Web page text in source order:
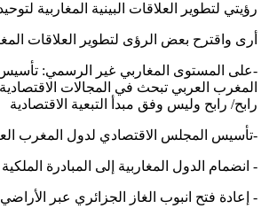
رؤيتي لتطوير العلاقات البينية المغاربية
أرى واقترح بعض الرؤى لتطوير العلاقات
-على المستوى المغاربي غير الرسمي: تأسيس
المغرب العربي تبحث في المجالات
رابح/ رابح وليس وفق مبدأ التبعية الاقتصادية
-تأسيس المجلس الاقتصادي لدول المغرب
- انضمام الدول المغاربية إلى المبادرة
- إعادة فتح انبوب الغاز الجزائري عبر